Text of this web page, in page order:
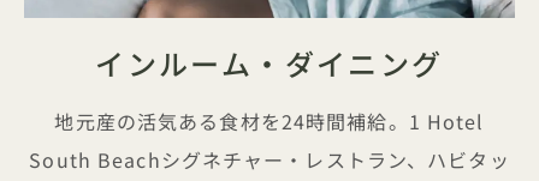
インルーム・ダイニング
地元産の活気ある食材を24時間補給。1 Hotel
South Beachシグネチャー・レストラン、ハビタッ